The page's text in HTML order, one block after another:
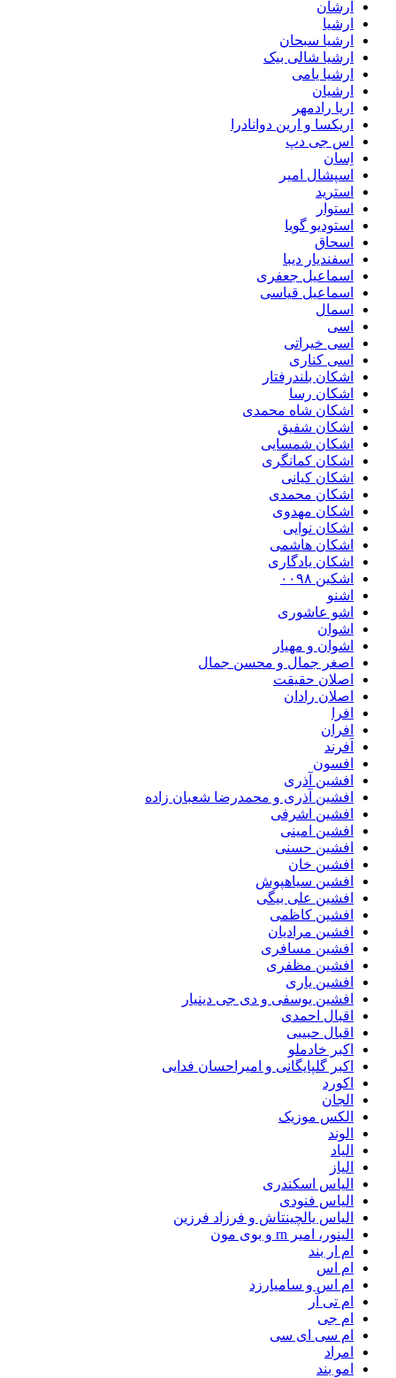
اَرشان
ارشیا
ارشیا سبحان
ارشیا شالی بیک
ارشیا یامی
ارشیان
اریا رادمهر
اریکسا و ارین دوانادرا
اس جی دپ
اِسان
اسپشال امیر
استرید
استوار
استودیو گویا
اسحاق
اسفندیار دیبا
اسماعیل جعفری
اسماعیل قیاسی
اسمال
اسی
اسی خیراتی
اسی کناری
اشکان بلندرفتار
اشکان رسا
اشکان شاه محمدی
اشکان شفیق
اشکان شمسایی
اشکان‌ کمانگری
اشکان کیانی
اشکان محمدی
اشکان مهدوی
اشکان نوایی
اشکان هاشمی
اشکان یادگاری
اشکین ۰۰۹۸
اشنو
اشو عاشوری
اشوان
اشوان و مهیار
اصغر جمال و محسن جمال
اصلان حقیقت
اصلان رادان
افرا
افران
اَفرند
افسون
افشین آذری
افشین آذری و محمدرضا شعبان زاده
افشین اشرفی
افشین امینی
افشین حسنی
افشین خان
افشین سیاهپوش
افشین علی بیگی
افشین کاظمی
افشین مرادیان
افشین مسافری
افشین مظفری
افشین یاری
افشین یوسفی و دی جی دینیار
اقبال احمدی
اقبال حبیبی
اکبر خادملو
اکبر گلپایگانی و امیراحسان فدایی
اکورد
الجان
الکس موزیک
الوند
الیاد
الیاز
الیاس اسکندری
الیاس فنودی
الیاس یالچینتاش و فرزاد فرزین
الینور، امیر rn و بوی مون
ام‌ ار بند
ام اس
ام اس و سامیارزد
ام تی آر
ام جی
ام سی ای سی
امراد
امو بند